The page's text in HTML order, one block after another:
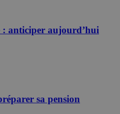
: anticiper aujourd’hui
sa pension